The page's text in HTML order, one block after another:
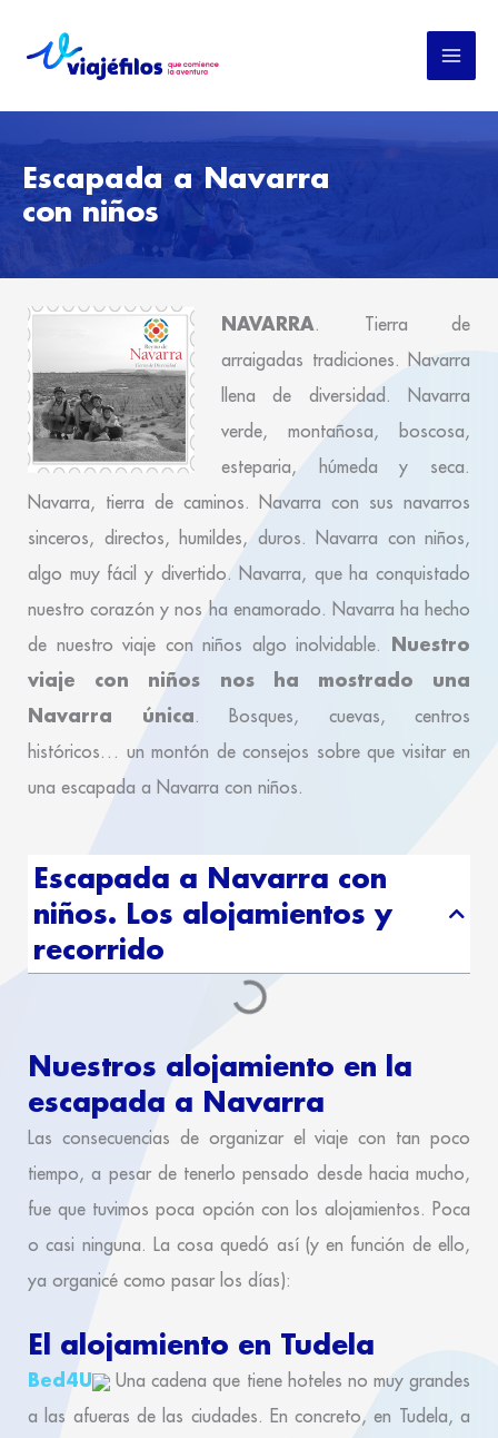
Escapada a Navarra
con niños
NAVARRA. Tierra de
arraigadas tradiciones. Navarra
llena de diversidad. Navarra
verde, montañosa, boscosa,
esteparia, húmeda y seca.
Navarra, tierra de caminos. Navarra con sus navarros
sinceros, directos, humildes, duros. Navarra con niños,
algo muy fácil y divertido. Navarra, que ha conquistado
nuestro corazón y nos ha enamorado. Navarra ha hecho
de nuestro viaje con niños algo inolvidable. Nuestro
viaje con niños nos ha mostrado una
Navarra única. Bosques, cuevas, centros
históricos… un montón de consejos sobre que visitar en
una escapada a Navarra con niños.
Escapada a Navarra con
niños. Los alojamientos y
recorrido
Nuestros alojamiento en la
escapada a Navarra
Las consecuencias de organizar el viaje con tan poco
tiempo, a pesar de tenerlo pensado desde hacia mucho,
fue que tuvimos poca opción con los alojamientos. Poca
o casi ninguna. La cosa quedó así (y en función de ello,
ya organicé como pasar los días):
El alojamiento en Tudela
Bed4U
Una cadena que tiene hoteles no muy grandes
a las afueras de las ciudades. En concreto, en Tudela, a